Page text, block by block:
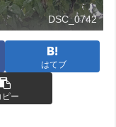
DSC_0742
はてブ
ピー